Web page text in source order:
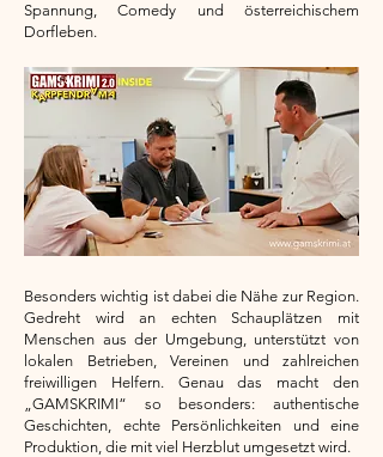
Spannung, Comedy und österreichischem
Dorfleben.
Besonders wichtig ist dabei die Nähe zur Region.
Gedreht wird an echten Schauplätzen mit
Menschen aus der Umgebung, unterstützt von
lokalen Betrieben, Vereinen und zahlreichen
freiwilligen Helfern. Genau das macht den
„GAMSKRIMI“ so besonders: authentische
Geschichten, echte Persönlichkeiten und eine
Produktion, die mit viel Herzblut umgesetzt wird.